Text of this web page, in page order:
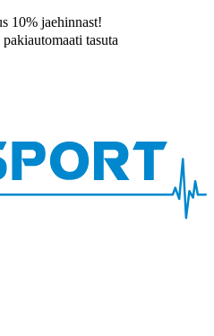
10% jaehinnast!
tasuta